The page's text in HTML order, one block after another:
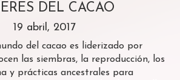
DEL CACAO
19 abril, 2017
del cacao es liderizado por
las siembras, la reproducción, los
y prácticas ancestrales para